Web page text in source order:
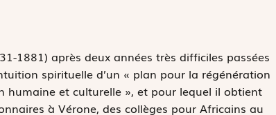
1881) après deux années très difficiles passées
spirituelle d’un « plan pour la régénération
humaine et culturelle », et pour lequel il obtient
à Vérone, des collèges pour Africains au